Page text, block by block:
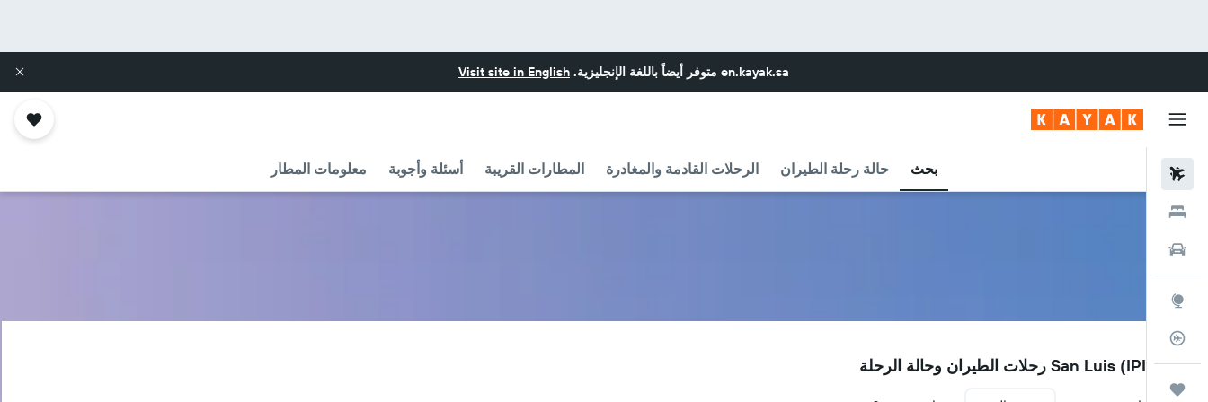
en.kayak.sa متوفر أيضاً باللغة الإنجليزية. Visit site in English
بحث حالة رحلة الطيران الرحلات القادمة والمغادرة المطارات القريبة أسئلة وأجوبة معلومات المطار
IPI
مطار San Luis (IPI) رحلات الطيران وحالة الرحلة